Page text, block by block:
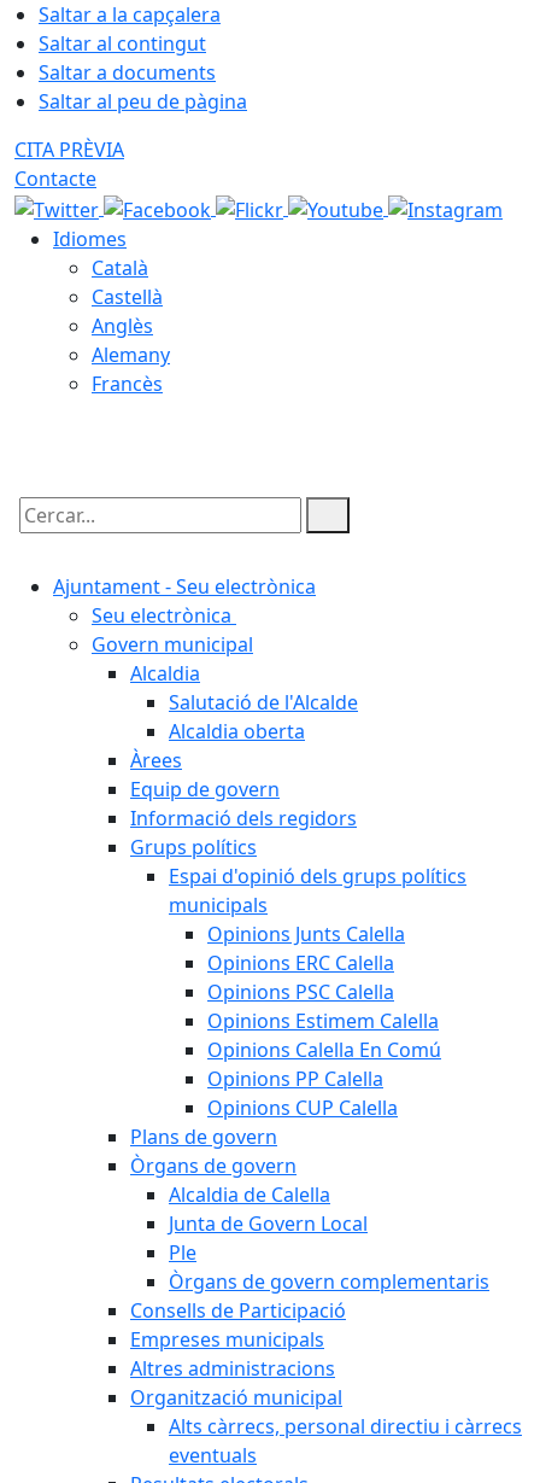
Saltar a la capçalera
Saltar al contingut
Saltar a documents
Saltar al peu de pàgina
CITA PRÈVIA
Contacte
Idiomes
Català
Castellà
Anglès
Alemany
Francès
Cercar:
Ajuntament - Seu electrònica
Seu electrònica
Govern municipal
Alcaldia
Salutació de l'Alcalde
Alcaldia oberta
Àrees
Equip de govern
Informació dels regidors
Grups polítics
Espai d'opinió dels grups polítics
municipals
Opinions Junts Calella
Opinions ERC Calella
Opinions PSC Calella
Opinions Estimem Calella
Opinions Calella En Comú
Opinions PP Calella
Opinions CUP Calella
Plans de govern
Òrgans de govern
Alcaldia de Calella
Junta de Govern Local
Ple
Òrgans de govern complementaris
Consells de Participació
Empreses municipals
Altres administracions
Organització municipal
Alts càrrecs, personal directiu i càrrecs
eventuals